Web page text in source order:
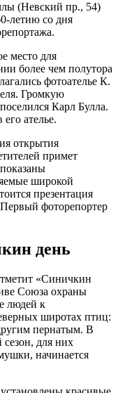
(Невский пр., 54)
летию со дня
место для
более чем полутора
фотоателье К.
Громкую
Карл Булла.
ателье.
открытия
примет
широкой
презентация
фоторепортер
день
«Синичкин
Союза охраны
людей к
широтах птиц:
пернатым. В
сезон, для них
начинается